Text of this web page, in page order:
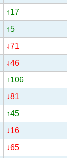
↑17
↑5
↓71
↓46
↑106
↓81
↑45
↓16
↓65